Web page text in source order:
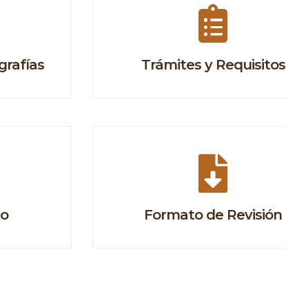
Trámites y Requisitos
Formato de Revisión